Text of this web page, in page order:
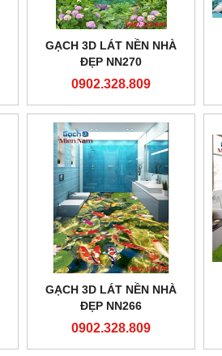
GẠCH 3D LÁT NỀN NHÀ
ĐẸP NN270
0902.328.809
GẠCH 3D LÁT NỀN NHÀ
ĐẸP NN266
0902.328.809